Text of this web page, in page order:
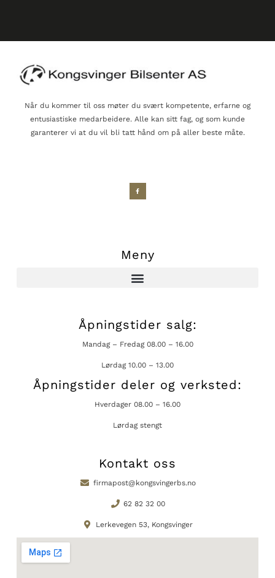
Når du kommer til oss møter du svært kompetente, erfarne og
entusiastiske medarbeidere. Alle kan sitt fag, og som kunde
garanterer vi at du vil bli tatt hånd om på aller beste måte.
Meny
Åpningstider salg:
Mandag – Fredag 08.00 – 16.00
Lørdag 10.00 – 13.00
Åpningstider deler og verksted:
Hverdager 08.00 – 16.00
Lørdag stengt
Kontakt oss
firmapost@kongsvingerbs.no
62 82 32 00
Lerkevegen 53, Kongsvinger